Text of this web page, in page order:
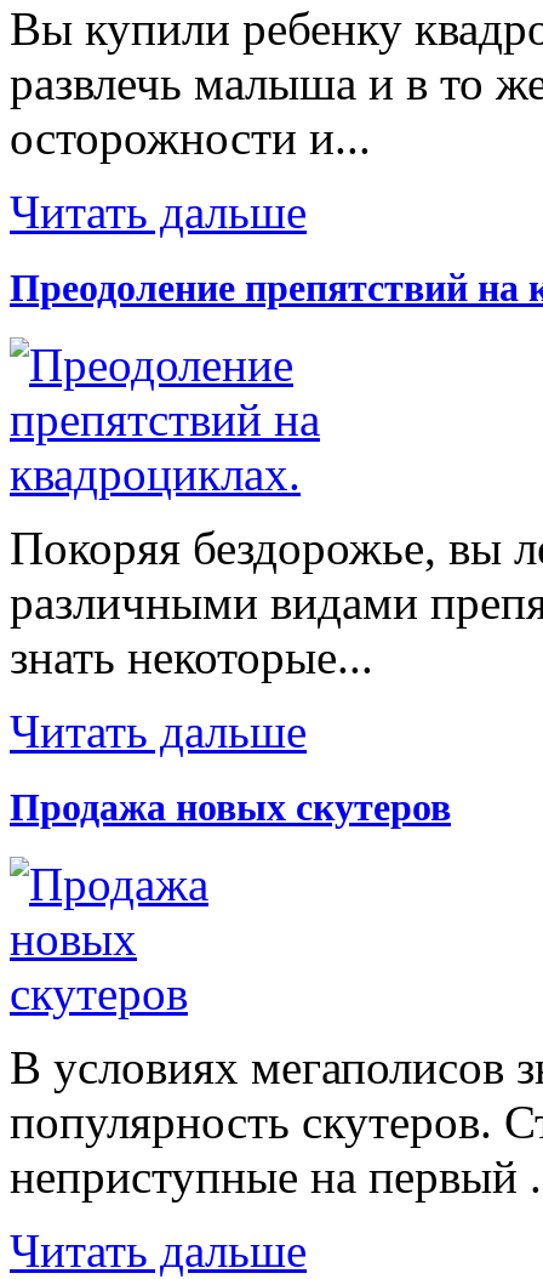
Вы купили ребенку
развлечь малыша и в то
осторожности и...
Читать дальше
Преодоление препятствий на
Покоряя бездорожье, вы
различными видами
знать некоторые...
Читать дальше
Продажа новых скутеров
В условиях мегаполисов
популярность скутеров.
неприступные на первый
Читать дальше